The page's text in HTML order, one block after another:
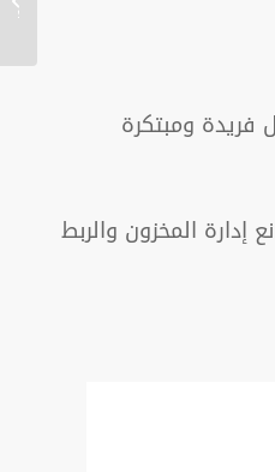
فريدة ومبتكرة
المخزون والربط